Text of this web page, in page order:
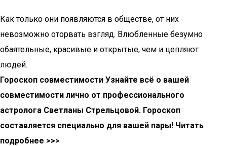
Как только они появляются в обществе, от них
невозможно оторвать взгляд. Влюбленные безумно
обаятельные, красивые и открытые, чем и цепляют
людей.
Гороскоп совместимости Узнайте всё о вашей
совместимости лично от профессионального
астролога Светланы Стрельцовой. Гороскоп
составляется специально для вашей пары! Читать
подробнее >>>